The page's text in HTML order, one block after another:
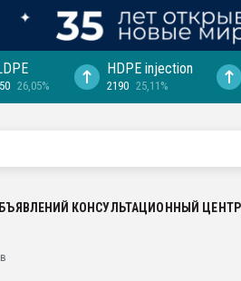
26,05%
HDPE injection
2190 25,11%
КОНСУЛЬТАЦИОННЫЙ ЦЕНТР